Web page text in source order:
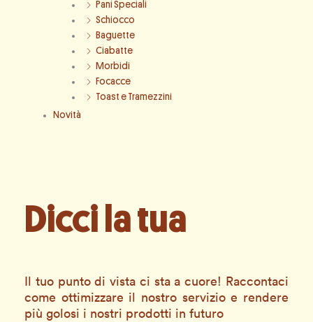
Pani Speciali
Schiocco
Baguette
Ciabatte
Morbidi
Focacce
Toast e Tramezzini
Novità
Dicci la tua
Il tuo punto di vista ci sta a cuore! Raccontaci
come ottimizzare il nostro servizio e rendere
più golosi i nostri prodotti in futuro